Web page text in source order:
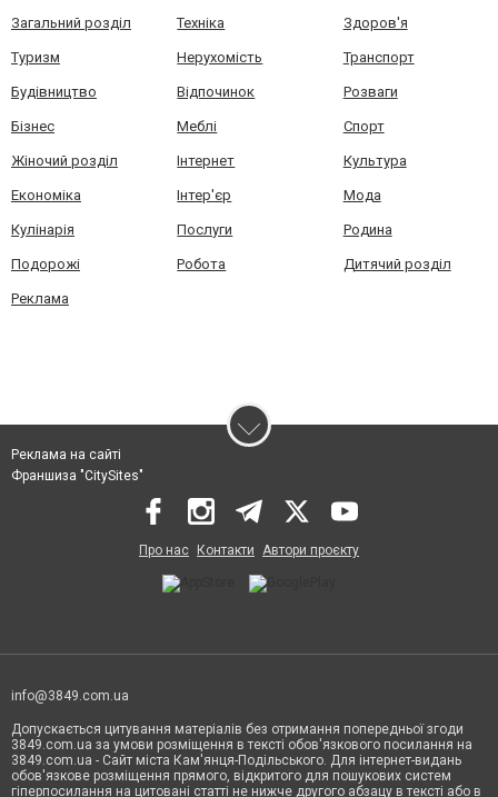
Загальний розділ Техніка Здоров'я
Туризм Нерухомість Транспорт
Будівництво Відпочинок Розваги
Бізнес Меблі Спорт
Жіночий розділ Інтернет Культура
Економіка Інтер'єр Мода
Кулінарія Послуги Родина
Подорожі Робота Дитячий розділ
Реклама
Реклама на сайті
Франшиза "CitySites"
Про нас Контакти Автори проєкту
info@3849.com.ua
Допускається цитування матеріалів без отримання попередньої згоди
3849.com.ua за умови розміщення в тексті обов'язкового посилання на
3849.com.ua - Сайт міста Кам'янця-Подільського. Для інтернет-видань
обов'язкове розміщення прямого, відкритого для пошукових систем
гіперпосилання на цитовані статті не нижче другого абзацу в тексті або в